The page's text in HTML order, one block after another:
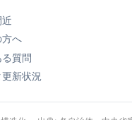
方へ
質問
新状況